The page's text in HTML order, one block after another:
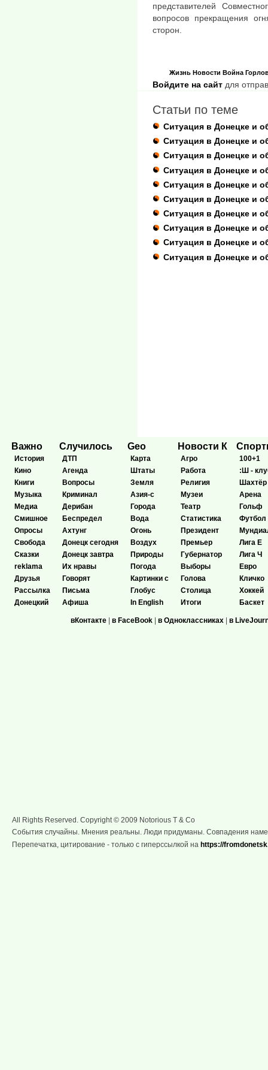
представителей
вопросов прекращения
сторон.
Жизнь Новости Война
Войдите на сайт для
Статьи по теме
Ситуация в Донецке и
Ситуация в Донецке и
Ситуация в Донецке и
Ситуация в Донецке и
Ситуация в Донецке и
Ситуация в Донецке и
Ситуация в Донецке и
Ситуация в Донецке и
Ситуация в Донецке и
Ситуация в Донецке и
Важно
История
Кино
Книги
Музыка
Медиа
Смишное
Опросы
Свобода
Сказки
reklama
Друзья
Рассылка
Донецкий
Случилось
ДТП
Агенда
Вопросы
Криминал
Дерибан
Беспредел
Ахтунг
Донецк сегодня
Донецк завтра
Их нравы
Говорят
Письма
Афиша
Geo
Карта
Штаты
Земля
Азия-с
Города
Вода
Огонь
Воздух
Природы
Погода
Картинки с
Глобус
In English
Новости К
Агро
Работа
Религия
Музеи
Театр
Статистика
Президент
Премьер
Губернатор
Выборы
Голова
Столица
Итоги
100+1
:Ш -
Шахтёр
Арена
Гольф
Футбол
Лига Е
Лига Ч
Евро
Кличко
Хоккей
Баскет
вКонтакте в FaceBook в Одноклассниках в
All Rights Reserved. Copyright © 2009 Notorious T & Co
События случайны. Мнения реальны. Люди придуманы. Совпадения
Перепечатка, цитирование - только с гиперссылкой на https://